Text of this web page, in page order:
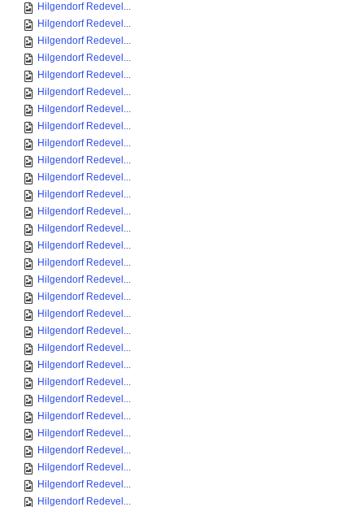
Hilgendorf Redevel...
Hilgendorf Redevel...
Hilgendorf Redevel...
Hilgendorf Redevel...
Hilgendorf Redevel...
Hilgendorf Redevel...
Hilgendorf Redevel...
Hilgendorf Redevel...
Hilgendorf Redevel...
Hilgendorf Redevel...
Hilgendorf Redevel...
Hilgendorf Redevel...
Hilgendorf Redevel...
Hilgendorf Redevel...
Hilgendorf Redevel...
Hilgendorf Redevel...
Hilgendorf Redevel...
Hilgendorf Redevel...
Hilgendorf Redevel...
Hilgendorf Redevel...
Hilgendorf Redevel...
Hilgendorf Redevel...
Hilgendorf Redevel...
Hilgendorf Redevel...
Hilgendorf Redevel...
Hilgendorf Redevel...
Hilgendorf Redevel...
Hilgendorf Redevel...
Hilgendorf Redevel...
Hilgendorf Redevel...